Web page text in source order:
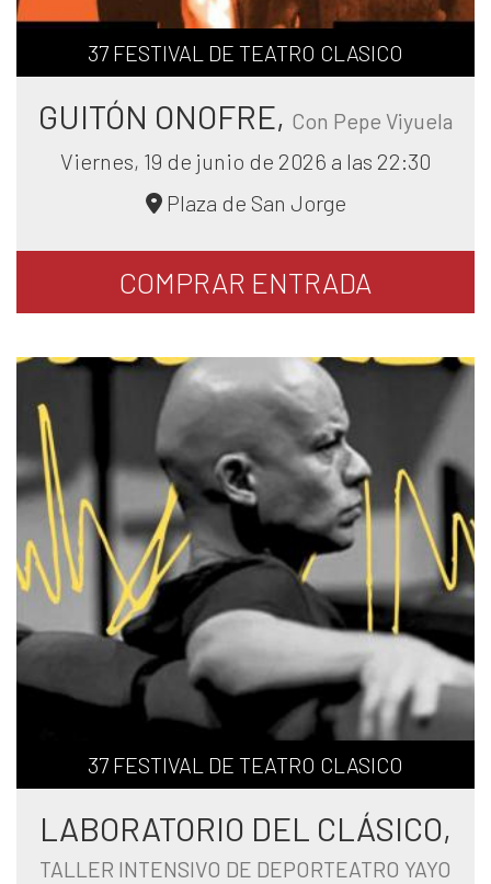
37 FESTIVAL DE TEATRO CLASICO
GUITÓN ONOFRE, Con Pepe Viyuela
Viernes, 19 de junio de 2026 a las 22:30
Plaza de San Jorge
COMPRAR ENTRADA
37 FESTIVAL DE TEATRO CLASICO
LABORATORIO DEL CLÁSICO,
TALLER INTENSIVO DE DEPORTEATRO YAYO